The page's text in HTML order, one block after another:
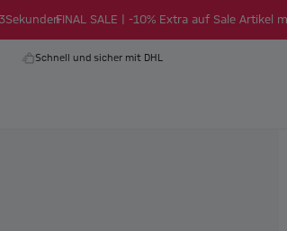
SekundenFINAL SALE | -10% Extra auf Sale Artikel
Schnell und sicher mit DHL